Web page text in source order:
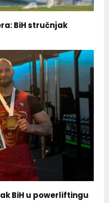
BiH stručnjak
BiH u powerliftingu